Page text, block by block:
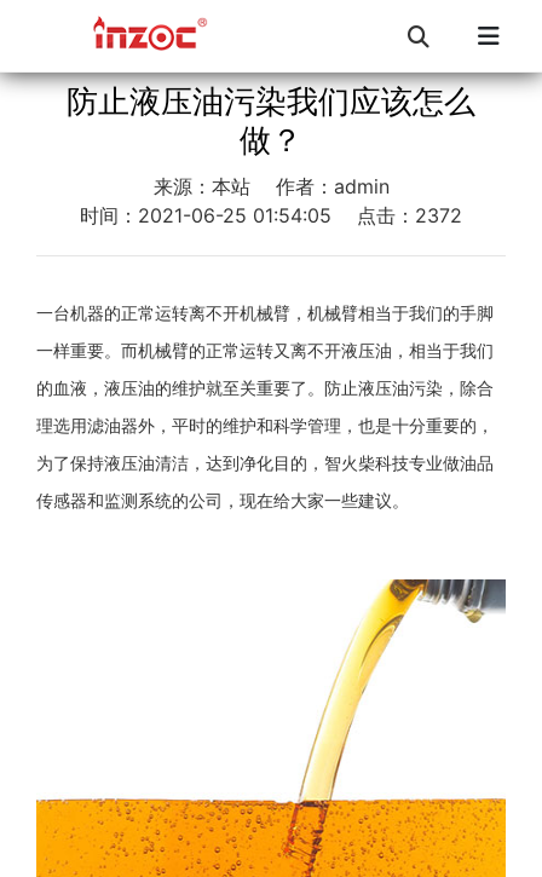
防止液压油污染我们应该怎么
做？
来源：本站
作者：admin
时间：2021-06-25 01:54:05
点击：2372
一台机器的正常运转离不开机械臂，机械臂相当于我们的手脚
一样重要。而机械臂的正常运转又离不开液压油，相当于我们
的血液，液压油的维护就至关重要了。防止液压油污染，除合
理选用滤油器外，平时的维护和科学管理，也是十分重要的，
为了保持液压油清洁，达到净化目的，智火柴科技专业做油品
传感器和监测系统的公司，现在给大家一些建议。